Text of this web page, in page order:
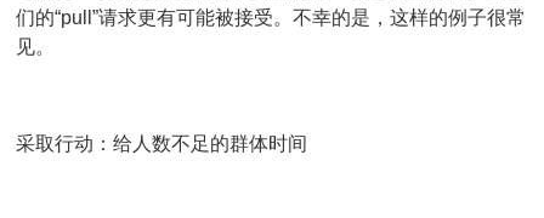
们的“pull”请求更有可能被接受。不幸的是，这样的例子很常
见。
采取行动：给人数不足的群体时间